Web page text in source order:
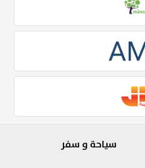
سياحة و سفر